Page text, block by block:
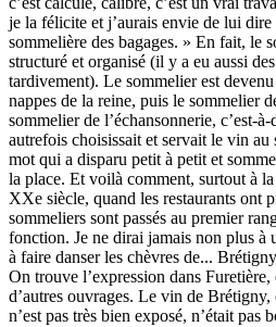
je la félicite et j’aurais envie de lui dire
sommelière des bagages. » En fait, le
structuré et organisé (il y a eu aussi
tardivement). Le sommelier est
nappes de la reine, puis le sommelier
sommelier de l’échansonnerie, c’est-
autrefois choisissait et servait le vin au
mot qui a disparu petit à petit et
la place. Et voilà comment, surtout à
XXe siècle, quand les restaurants ont
sommeliers sont passés au premier
fonction. Je ne dirai jamais non plus à
à faire danser les chèvres de...
On trouve l’expression dans Furetière,
d’autres ouvrages. Le vin de
n’est pas très bien exposé, n’était